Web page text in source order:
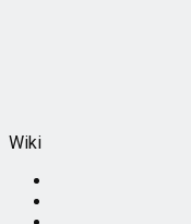
Wiki